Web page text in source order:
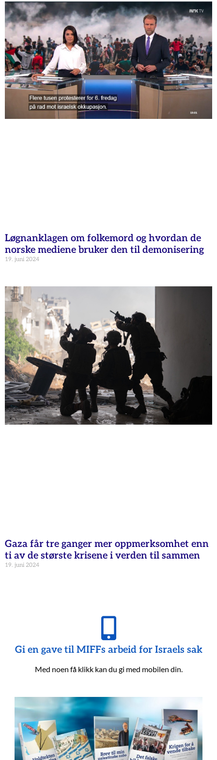
Løgnanklagen om folkemord og hvordan de
norske mediene bruker den til demonisering
19. juni 2024
Gaza får tre ganger mer oppmerksomhet enn
ti av de største krisene i verden til sammen
19. juni 2024
Gi en gave til MIFFs arbeid for Israels sak
Med noen få klikk kan du gi med mobilen din.